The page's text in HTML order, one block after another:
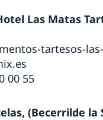
Las Matas
tartesos-
00 55
(Becerrilde la